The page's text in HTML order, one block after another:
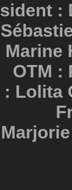
:
OTM :
Lolita